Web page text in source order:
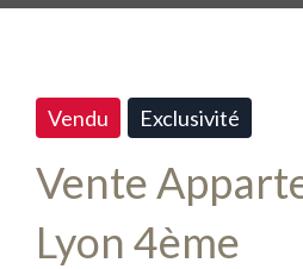
Vendu Exclusivité
Vente
Lyon 4ème